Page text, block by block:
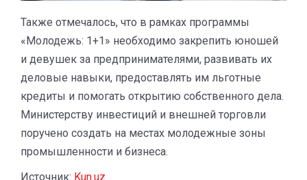
Также отмечалось, что в рамках программы
«Молодежь: 1+1» необходимо закрепить юношей
и девушек за предпринимателями, развивать их
деловые навыки, предоставлять им льготные
кредиты и помогать открытию собственного дела.
Министерству инвестиций и внешней торговли
поручено создать на местах молодежные зоны
промышленности и бизнеса.
Источник: Kun.uz